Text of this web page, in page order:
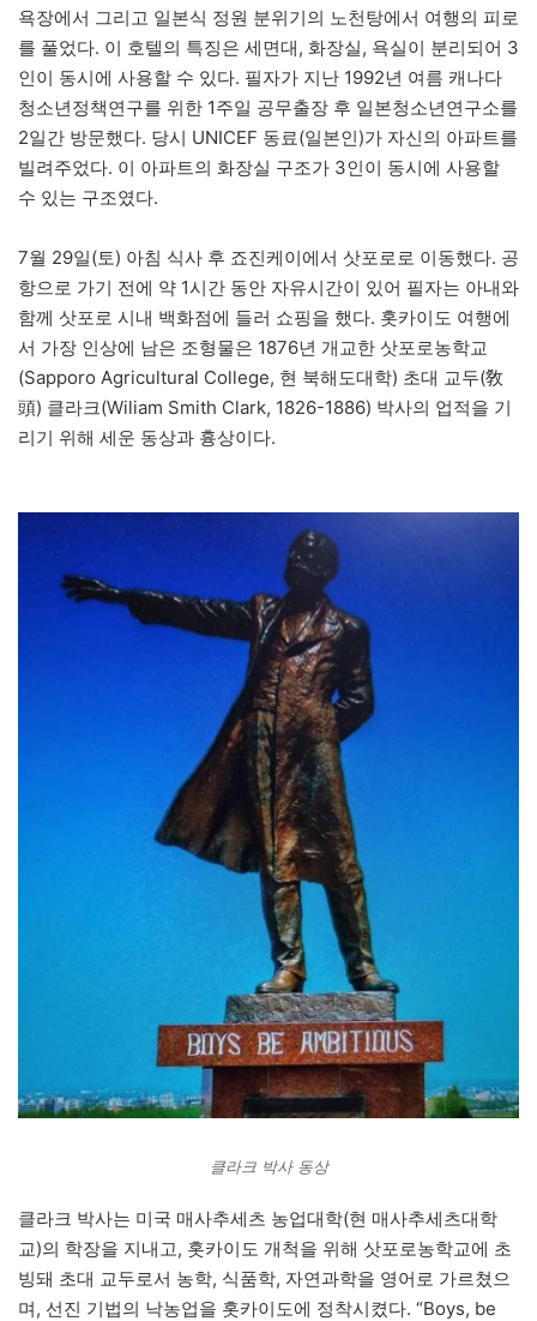
욕장에서 그리고 일본식 정원 분위기의 노천탕에서 여행의 피로
를 풀었다. 이 호텔의 특징은 세면대, 화장실, 욕실이 분리되어 3
인이 동시에 사용할 수 있다. 필자가 지난 1992년 여름 캐나다
청소년정책연구를 위한 1주일 공무출장 후 일본청소년연구소를
2일간 방문했다. 당시 UNICEF 동료(일본인)가 자신의 아파트를
빌려주었다. 이 아파트의 화장실 구조가 3인이 동시에 사용할
수 있는 구조였다.
7월 29일(토) 아침 식사 후 죠진케이에서 삿포로로 이동했다. 공
항으로 가기 전에 약 1시간 동안 자유시간이 있어 필자는 아내와
함께 삿포로 시내 백화점에 들러 쇼핑을 했다. 홋카이도 여행에
서 가장 인상에 남은 조형물은 1876년 개교한 삿포로농학교
(Sapporo Agricultural College, 현 북해도대학) 초대 교두(敎
頭) 클라크(Wiliam Smith Clark, 1826-1886) 박사의 업적을 기
리기 위해 세운 동상과 흉상이다.
클라크 박사 동상
클라크 박사는 미국 매사추세츠 농업대학(현 매사추세츠대학
교)의 학장을 지내고, 홋카이도 개척을 위해 삿포로농학교에 초
빙돼 초대 교두로서 농학, 식품학, 자연과학을 영어로 가르쳤으
며, 선진 기법의 낙농업을 홋카이도에 정착시켰다. “Boys, be